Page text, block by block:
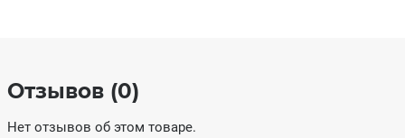
Отзывов (0)
Нет отзывов об этом товаре.